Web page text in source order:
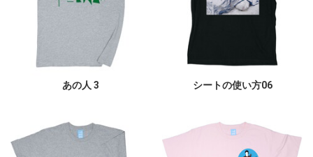
あの人 3 シートの使い方06